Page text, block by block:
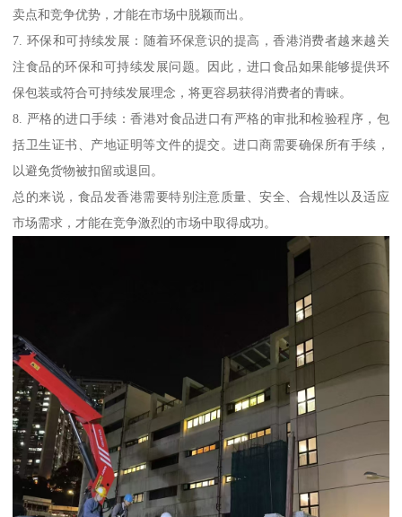
卖点和竞争优势，才能在市场中脱颖而出。
7. 环保和可持续发展：随着环保意识的提高，香港消费者越来越关
注食品的环保和可持续发展问题。因此，进口食品如果能够提供环
保包装或符合可持续发展理念，将更容易获得消费者的青睐。
8. 严格的进口手续：香港对食品进口有严格的审批和检验程序，包
括卫生证书、产地证明等文件的提交。进口商需要确保所有手续，
以避免货物被扣留或退回。
总的来说，食品发香港需要特别注意质量、安全、合规性以及适应
市场需求，才能在竞争激烈的市场中取得成功。